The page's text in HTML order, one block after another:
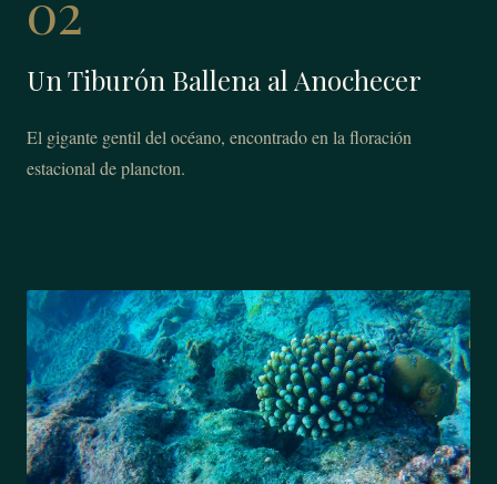
Un Tiburón Ballena al Anochecer
El gigante gentil del océano, encontrado en la floración
estacional de plancton.